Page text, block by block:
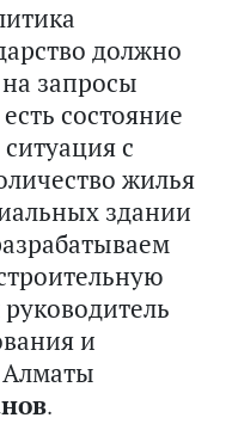
должно
запросы
состояние
с
жилья
здании
и
Алматы
.